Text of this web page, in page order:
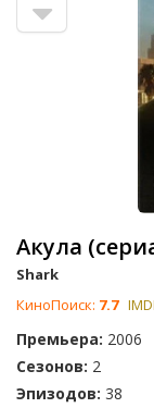
Акула
Shark
КиноПоиск: 7.7
Премьера: 2006
Сезонов: 2
Эпизодов: 38